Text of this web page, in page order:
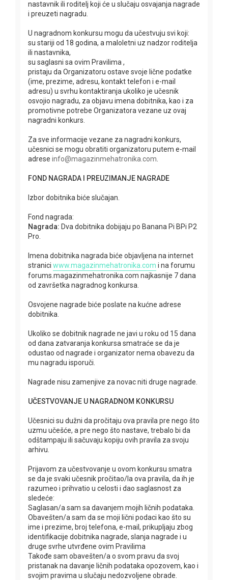
nastavnik ili roditelj koji će u slučaju osvajanja nagrade
i preuzeti nagradu.
U nagradnom konkursu mogu da učestvuju svi koji:
su stariji od 18 godina, a maloletni uz nadzor roditelja
ili nastavnika,
su saglasni sa ovim Pravilima ,
pristaju da Organizatoru ostave svoje lične podatke
(ime, prezime, adresu, kontakt telefon i e-mail
adresu) u svrhu kontaktiranja ukoliko je učesnik
osvojio nagradu, za objavu imena dobitnika, kao i za
promotivne potrebe Organizatora vezane uz ovaj
nagradni konkurs.
Za sve informacije vezane za nagradni konkurs,
učesnici se mogu obratiti organizatoru putem e-mail
adrese info@magazinmehatronika.com
FOND NAGRADA I PREUZIMANJE NAGRADE
Izbor dobitnika biće slučajan.
Fond nagrada:
Nagrada: Dva dobitnika dobijaju po Banana Pi BPi P2
Pro.
Imena dobitnika nagrada biće objavljena na internet
stranici www.magazinmehatronika.com i na forumu
forums.magazinmehatronika.com najkasnije 7 dana
od završetka nagradnog konkursa.
Osvojene nagrade biće poslate na kućne adrese
dobitnika.
Ukoliko se dobitnik nagrade ne javi u roku od 15 dana
od dana zatvaranja konkursa smatraće se da je
odustao od nagrade i organizator nema obavezu da
mu nagradu isporuči.
Nagrade nisu zamenjive za novac niti druge nagrade.
UČESTVOVANJE U NAGRADNOM KONKURSU
Učesnici su dužni da pročitaju ova pravila pre nego što
uzmu učešće, a pre nego što nastave, trebalo bi da
odštampaju ili sačuvaju kopiju ovih pravila za svoju
arhivu.
Prijavom za učestvovanje u ovom konkursu smatra
se da je svaki učesnik pročitao/la ova pravila, da ih je
razumeo i prihvatio u celosti i dao saglasnost za
sledeće:
Saglasan/a sam sa davanjem mojih ličnih podataka.
Obavešten/a sam da se moji lični podaci kao što su
ime i prezime, broj telefona, e-mail, prikupljaju zbog
identifikacije dobitnika nagrade, slanja nagrade i u
druge svrhe utvrđene ovim Pravilima
Takođe sam obavešten/a o svom pravu da svoj
pristanak na davanje ličnih podataka opozovem, kao i
svojim pravima u slučaju nedozvoljene obrade.